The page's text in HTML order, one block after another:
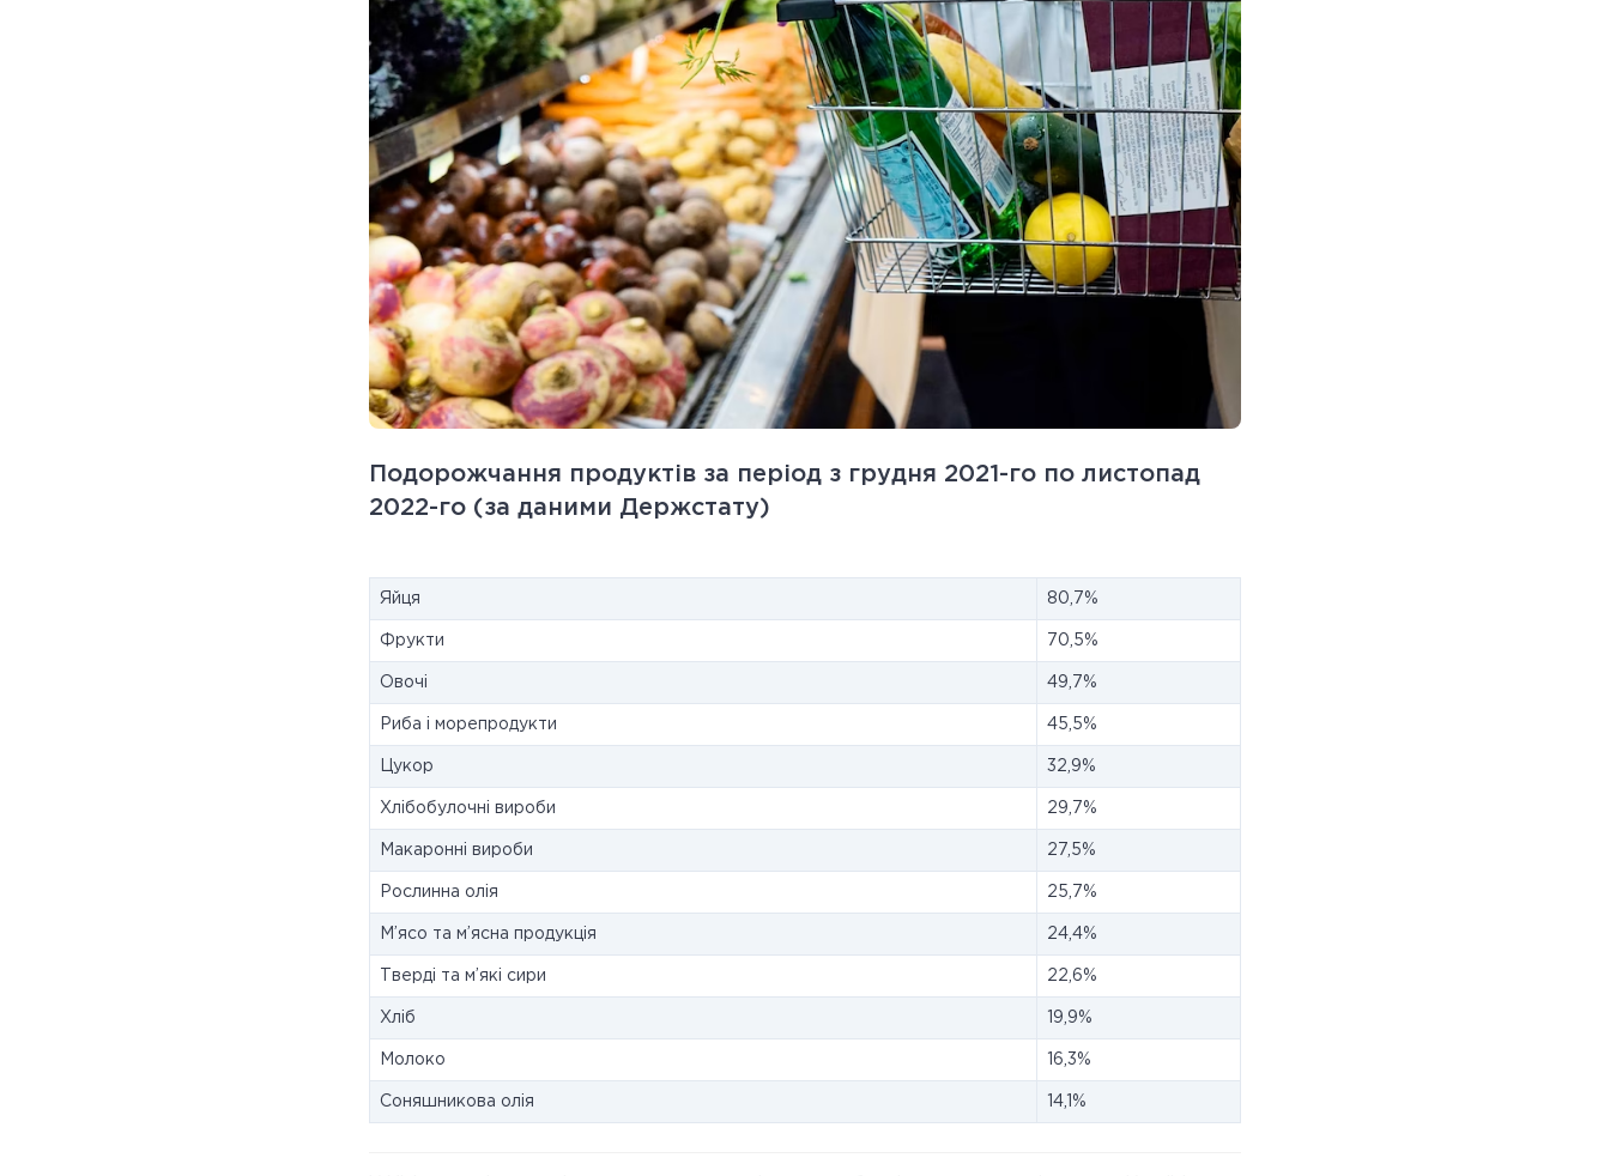
Подорожчання продуктів за період з грудня 2021-го по листопад
2022-го (за даними Держстату)
Яйця 80,7%
Фрукти 70,5%
Овочі 49,7%
Риба і морепродукти 45,5%
Цукор 32,9%
Хлібобулочні вироби 29,7%
Макаронні вироби 27,5%
Рослинна олія 25,7%
М’ясо та м’ясна продукція 24,4%
Тверді та м’які сири 22,6%
Хліб 19,9%
Молоко 16,3%
Соняшникова олія 14,1%